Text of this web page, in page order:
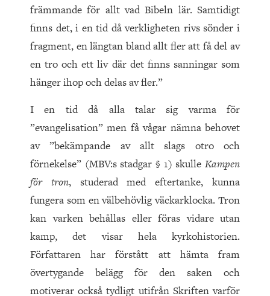
främmande för allt vad Bibeln lär. Samtidigt
finns det, i en tid då verkligheten rivs sönder i
fragment, en längtan bland allt fler att få del av
en tro och ett liv där det finns sanningar som
hänger ihop och delas av fler.”
I en tid då alla talar sig varma för
”evangelisation” men få vågar nämna behovet
av ”bekämpande av allt slags otro och
förnekelse” (MBV:s stadgar § 1) skulle Kampen
för tron, studerad med eftertanke, kunna
fungera som en välbehövlig väckarklocka. Tron
kan varken behållas eller föras vidare utan
kamp, det visar hela kyrkohistorien.
Författaren har förstått att hämta fram
övertygande belägg för den saken och
motiverar också tydligt utifrån Skriften varför